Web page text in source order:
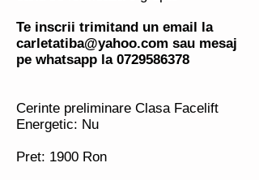
Te inscrii trimitand un email la
carletatiba@yahoo.com sau mesaj
pe whatsapp la 0729586378
Cerinte preliminare Clasa Facelift
Energetic: Nu
Pret: 1900 Ron